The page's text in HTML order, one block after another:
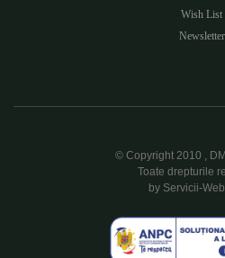
Wish List
Newsletter
© Copyright 2010 ,
Toate drepturile
by Servicii-